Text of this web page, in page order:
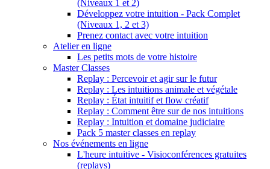
(Niveaux 1 et 2)
Développez votre intuition - Pack Complet
(Niveaux 1, 2 et 3)
Prenez contact avec votre intuition
Atelier en ligne
Les petits mots de votre histoire
Master Classes
Replay : Percevoir et agir sur le futur
Replay : Les intuitions animale et végétale
Replay : État intuitif et flow créatif
Replay : Comment être sur de nos intuitions
Replay : Intuition et domaine judiciaire
Pack 5 master classes en replay
Nos événements en ligne
L'heure intuitive - Visioconférences gratuites
(replays)